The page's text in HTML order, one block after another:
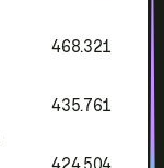
468.321
435.761